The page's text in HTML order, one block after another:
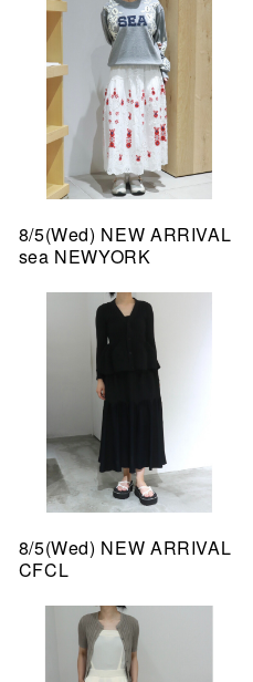
8/5(Wed) NEW ARRIVAL
sea NEWYORK
8/5(Wed) NEW ARRIVAL
CFCL